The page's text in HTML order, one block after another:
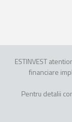
ESTINVEST
financiare
Pentru detalii